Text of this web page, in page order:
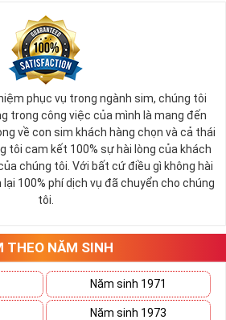
phục vụ trong ngành sim, chúng tôi
trong công việc của mình là mang đến
về con sim khách hàng chọn và cả thái
tôi cam kết 100% sự hài lòng của khách
chúng tôi. Với bất cứ điều gì không hài
100% phí dịch vụ đã chuyển cho chúng
tôi.
THEO NĂM SINH
Năm sinh 1971
Năm sinh 1973